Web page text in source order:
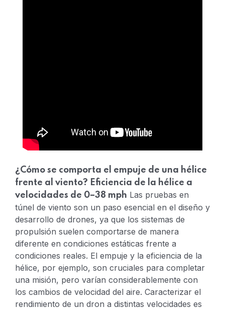
¿Cómo se comporta el empuje de una hélice
frente al viento? Eficiencia de la hélice a
velocidades de 0–38 mph Las pruebas en
túnel de viento son un paso esencial en el diseño y
desarrollo de drones, ya que los sistemas de
propulsión suelen comportarse de manera
diferente en condiciones estáticas frente a
condiciones reales. El empuje y la eficiencia de la
hélice, por ejemplo, son cruciales para completar
una misión, pero varían considerablemente con
los cambios de velocidad del aire. Caracterizar el
rendimiento de un dron a distintas velocidades es